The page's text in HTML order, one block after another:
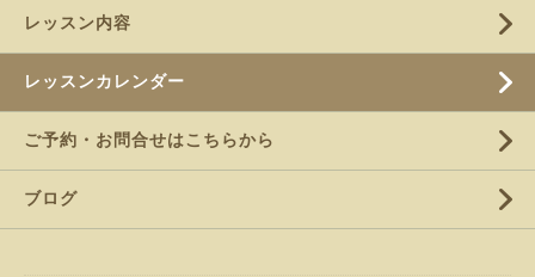
レッスン内容
レッスンカレンダー
ご予約・お問合せはこちらから
ブログ